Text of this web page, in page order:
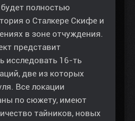
будет полностью
о Сталкере Скифе и
в зоне отчуждения.
представит
исследовать 16-ть
две из которых
Все локации
по сюжету, имеют
тайников, новых